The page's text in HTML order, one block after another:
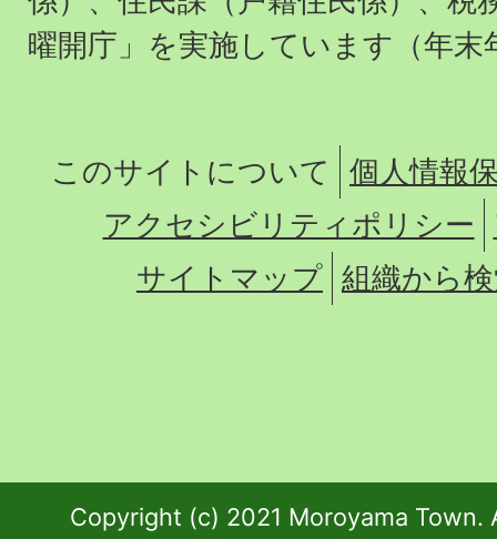
曜開庁」を実施しています（年末
このサイトについて
個人情報
アクセシビリティポリシー
サイトマップ 組織から
Copyright (c) 2021 Moroyama Town.